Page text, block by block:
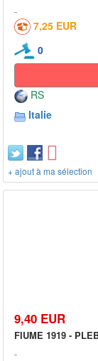
7,25 EUR
0
RS
Italie
+ ajout à ma sélection
9,40 EUR
FIUME 1919 -